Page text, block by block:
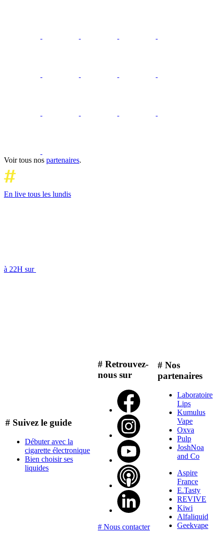
Voir tous nos partenaires.
En live tous les lundis
à 22H sur
# Suivez le guide
Débuter avec la
cigarette électronique
Bien choisir ses
liquides
# Retrouvez-
nous sur
# Nous contacter
# Nos
partenaires
Laboratoire
Lips
Kumulus
Vape
Oxva
Pulp
JoshNoa
and Co
Aspire
France
E.Tasty
REVIVE
Kiwi
Alfaliquid
Geekvape